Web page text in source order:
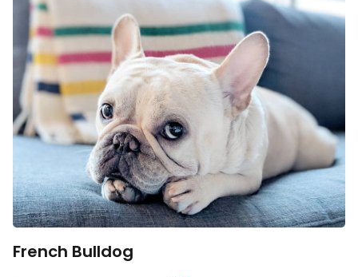
French Bulldog